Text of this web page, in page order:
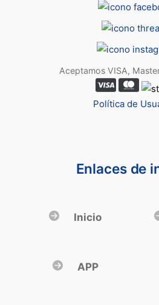
Aceptamos VISA,
Política de
Enlaces de
Inicio
APP